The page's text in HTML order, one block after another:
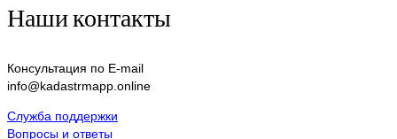
Наши контакты
Консультация по E-mail
info@kadastrmapp.online
Служба поддержки
Вопросы и ответы